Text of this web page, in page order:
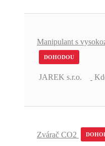
Manipulant s
DOHODOU
JAREK s.r.o.
Zvárač CO2